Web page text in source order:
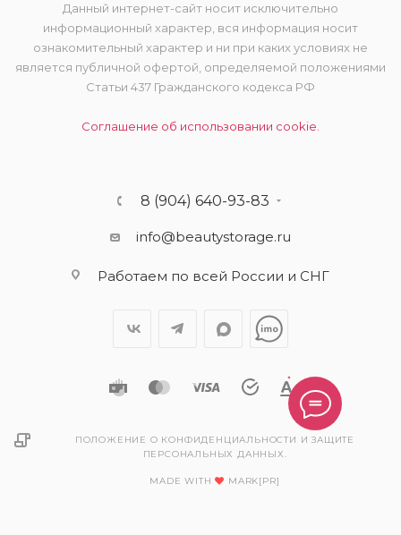
Данный интернет-сайт носит исключительно
информационный характер, вся информация носит
ознакомительный характер и ни при каких условиях не
является публичной офертой, определяемой положениями
Статьи 437 Гражданского кодекса РФ
Соглашение об использовании cookie.
8 (904) 640-93-83
info@beautystorage.ru
Работаем по всей России и СНГ
ПОЛОЖЕНИЕ О КОНФИДЕНЦИАЛЬНОСТИ И ЗАЩИТЕ
ПЕРСОНАЛЬНЫХ ДАННЫХ.
MADE WITH MARK[PR]